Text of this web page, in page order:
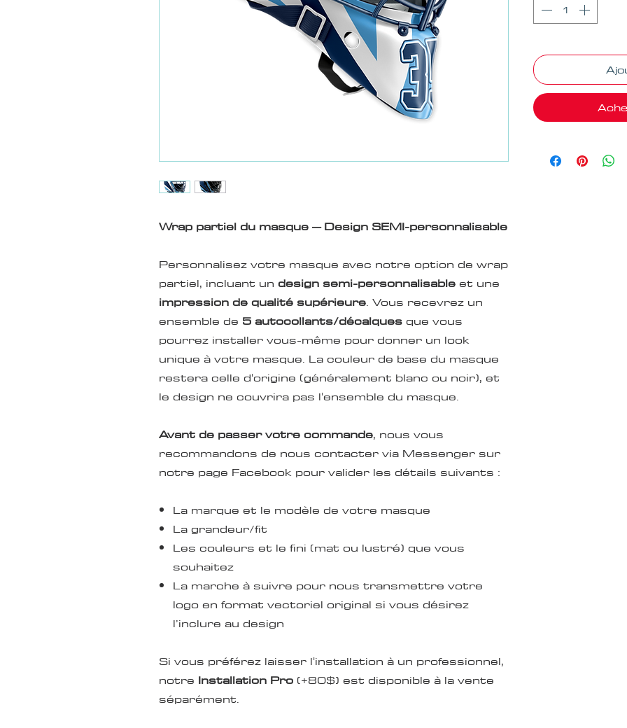
Wrap partiel du masque – Design SEMI-personnalisable
Personnalisez votre masque avec notre option de wrap
partiel, incluant un design semi-personnalisableet une
impression de qualité supérieure. Vous recevrez un
ensemble de 5 autocollants/décalquesque vous
pourrez installer vous-même pour donner un look
unique à votre masque. La couleur de base du masque
restera celle d'origine (généralement blanc ou noir), et
le design ne couvrira pas l'ensemble du masque.
Avant de passer votre commande, nous vous
recommandons de nous contacter via Messenger sur
notre page Facebook pour valider les détails suivants :
La marque et le modèle de votre masque
La grandeur/fit
Les couleurs et le fini (mat ou lustré) que vous
souhaitez
La marche à suivre pour nous transmettre votre
logo en format vectoriel original si vous désirez
l’inclure au design
Si vous préférez laisser l'installation à un professionnel,
notre Installation Pro (+80$) est disponible à la vente
séparément.